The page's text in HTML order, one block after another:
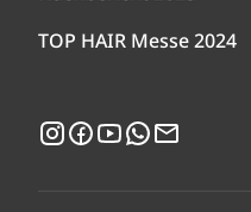
TOP HAIR Messe 2024
Instagram
Facebook
YouTubeWhatsApp